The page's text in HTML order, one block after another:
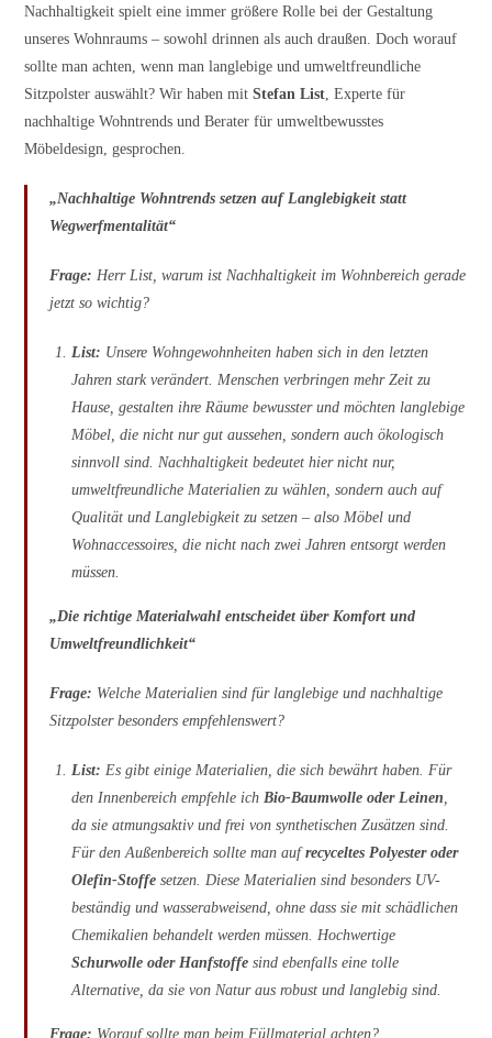
Nachhaltigkeit spielt eine immer größere Rolle bei der Gestaltung
unseres Wohnraums – sowohl drinnen als auch draußen. Doch worauf
sollte man achten, wenn man langlebige und umweltfreundliche
Sitzpolster auswählt? Wir haben mitStefan List, Experte für
nachhaltige Wohntrends und Berater für umweltbewusstes
Möbeldesign, gesprochen.
„Nachhaltige Wohntrends setzen auf Langlebigkeit statt
Wegwerfmentalität“
Frage: Herr List, warum ist Nachhaltigkeit im Wohnbereich gerade
jetzt so wichtig?
List: Unsere Wohngewohnheiten haben sich in den letzten
Jahren stark verändert. Menschen verbringen mehr Zeit zu
Hause, gestalten ihre Räume bewusster und möchten langlebige
Möbel, die nicht nur gut aussehen, sondern auch ökologisch
sinnvoll sind. Nachhaltigkeit bedeutet hier nicht nur,
umweltfreundliche Materialien zu wählen, sondern auch auf
Qualität und Langlebigkeit zu setzen – also Möbel und
Wohnaccessoires, die nicht nach zwei Jahren entsorgt werden
müssen.
„Die richtige Materialwahl entscheidet über Komfort und
Umweltfreundlichkeit“
Frage: Welche Materialien sind für langlebige und nachhaltige
Sitzpolster besonders empfehlenswert?
List: Es gibt einige Materialien, die sich bewährt haben. Für
den Innenbereich empfehle ichBio-Baumwolle oder Leinen,
da sie atmungsaktiv und frei von synthetischen Zusätzen sind.
Für den Außenbereich sollte man aufrecyceltes Polyester oder
Olefin-Stoffe setzen. Diese Materialien sind besonders UV-
beständig und wasserabweisend, ohne dass sie mit schädlichen
Chemikalien behandelt werden müssen. Hochwertige
Schurwolle oder Hanfstoffe sind ebenfalls eine tolle
Alternative, da sie von Natur aus robust und langlebig sind.
Frage: Worauf sollte man beim Füllmaterial achten?